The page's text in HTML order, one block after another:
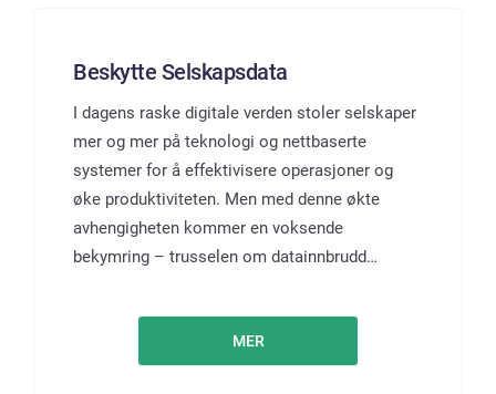
Beskytte Selskapsdata
I dagens raske digitale verden stoler selskaper
mer og mer på teknologi og nettbaserte
systemer for å effektivisere operasjoner og
øke produktiviteten. Men med denne økte
avhengigheten kommer en voksende
bekymring – trusselen om datainnbrudd…
MER